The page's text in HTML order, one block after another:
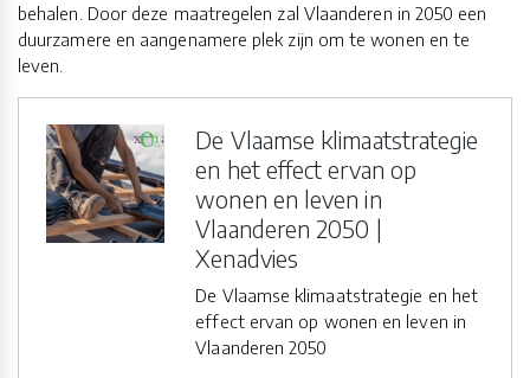
behalen. Door deze maatregelen zal Vlaanderen in 2050 een
duurzamere en aangenamere plek zijn om te wonen en te
leven.
De Vlaamse klimaatstrategie
en het effect ervan op
wonen en leven in
Vlaanderen 2050 |
Xenadvies
De Vlaamse klimaatstrategie en het
effect ervan op wonen en leven in
Vlaanderen 2050